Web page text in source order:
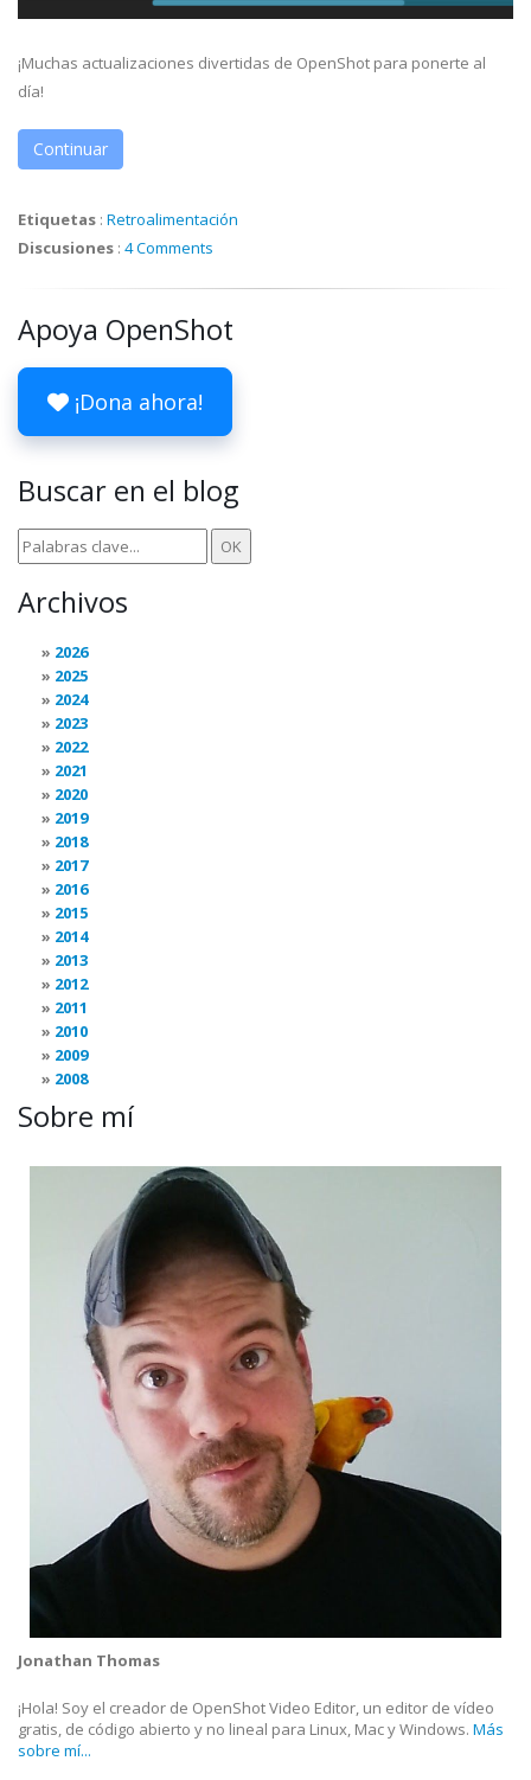
¡Muchas actualizaciones divertidas de OpenShot para ponerte al
día!
Continuar
Etiquetas : Retroalimentación
Discusiones : 4 Comments
Apoya OpenShot
¡Dona ahora!
Buscar en el blog
Archivos
2026
2025
2024
2023
2022
2021
2020
2019
2018
2017
2016
2015
2014
2013
2012
2011
2010
2009
2008
Sobre mí
Jonathan Thomas
¡Hola! Soy el creador de OpenShot Video Editor, un editor de vídeo
gratis, de código abierto y no lineal para Linux, Mac y Windows. Más
sobre mí...